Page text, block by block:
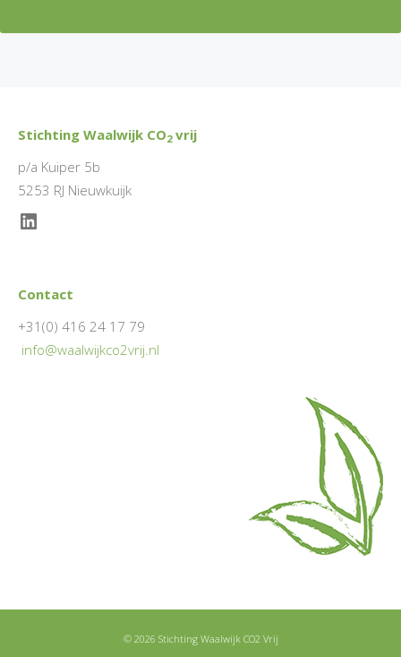
Stichting Waalwijk CO2vrij
p/a Kuiper 5b
5253 RJ Nieuwkuijk
LinkedIn
Contact
+31(0) 416 24 17 79
info@waalwijkco2vrij.nl
© 2026 Stichting Waalwijk CO2 Vrij